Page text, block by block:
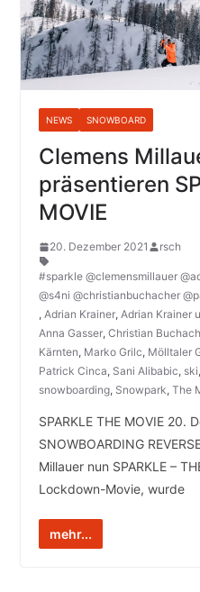
NEWS SNOWBOARD
Clemens
präsentieren
MOVIE
20. Dezember 2021 rsch
#sparkle @clemensmillauer
@s4ni @christianbuchacher
, Adrian Krainer, Adrian Krainer
Anna Gasser, Christian
Kärnten, Marko Grilc, Mölltaler
Patrick Cinca, Sani Alibabic, ski,
snowboarding, Snowpark, The
SPARKLE THE MOVIE 20.
SNOWBOARDING
Millauer nun SPARKLE –
Lockdown-Movie, wurde
mehr...